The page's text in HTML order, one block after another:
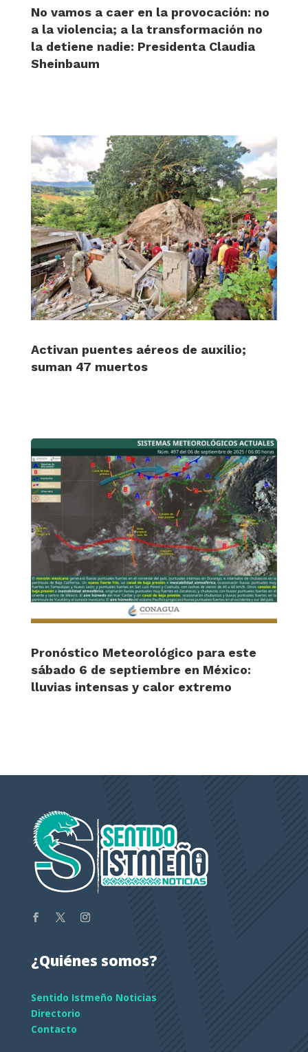
No vamos a caer en la provocación: no
a la violencia; a la transformación no
la detiene nadie: Presidenta Claudia
Sheinbaum
Activan puentes aéreos de auxilio;
suman 47 muertos
Pronóstico Meteorológico para este
sábado 6 de septiembre en México:
lluvias intensas y calor extremo
¿Quiénes somos?
Sentido Istmeño Noticias
Directorio
Contacto